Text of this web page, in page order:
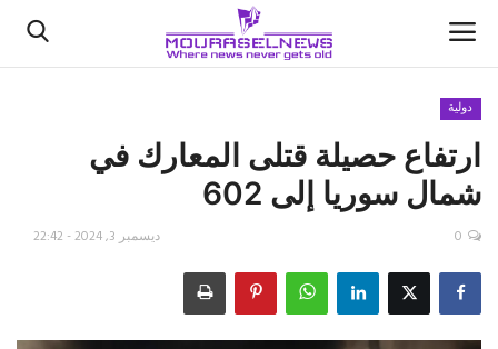
الأخبار
كتّابنا
اقتصاد
دولية
ارتفاع حصيلة قتلى المعارك في
شمال سوريا إلى 602
ديسمبر 3, 2024 - 22:42 0